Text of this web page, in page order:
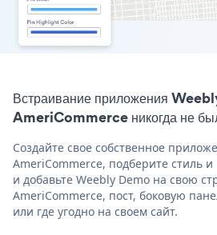
Встраивание приложения
AmeriCommerce никогда не
Создайте свое собственное
AmeriCommerce, подберите стиль и
и добавьте Weebly Demo на свою
AmeriCommerce, пост, боковую
или где угодно на своем сайт.